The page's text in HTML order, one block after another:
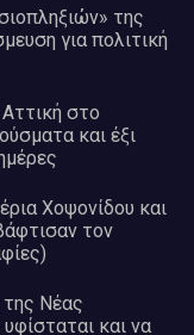
της
για πολιτική
στο
και έξι
Χοψονίδου και
τον
Νέας
και να